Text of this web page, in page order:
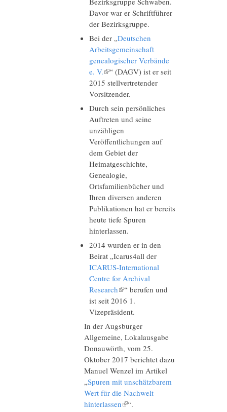
Davor war er Schriftführer
der Bezirksgruppe.
Bei der „Deutschen
Arbeitsgemeinschaft
genealogischer Verbände
e. V.(Link ist extern)
“ (DAGV) ist er seit
2015 stellvertretender
Vorsitzender.
Durch sein persönliches
Auftreten und seine
unzähligen
Veröffentlichungen auf
dem Gebiet der
Heimatgeschichte,
Genealogie,
Ortsfamilienbücher und
Ihren diversen anderen
Publikationen hat er bereits
heute tiefe Spuren
hinterlassen.
2014 wurden er in den
Beirat „Icarus4all der
ICARUS-International
Centre for Archival
Research(Link ist extern)
“ berufen und
ist seit 2016 1.
Vizepräsident.
In der Augsburger
Allgemeine, Lokalausgabe
Donauwörth, vom 25.
Oktober 2017 berichtet dazu
Manuel Wenzel im Artikel
„Spuren mit unschätzbarem
Wert für die Nachwelt
hinterlassen(Link ist extern)
“.